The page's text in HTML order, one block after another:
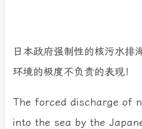
日本政府强制性的核污水排
环境的极度不负责的表现！
The forced discharge of
into the sea by the